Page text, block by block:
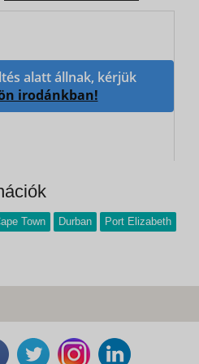
alatt állnak, kérjük
irodánkban!
Town Durban Port Elizabeth